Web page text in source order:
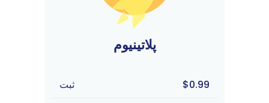
پلاتینیوم
$0.99
ثبت